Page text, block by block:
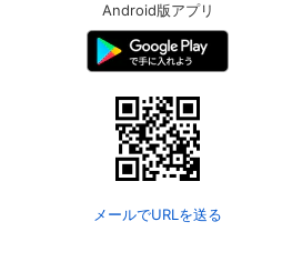
Android版アプリ
メールでURLを送る